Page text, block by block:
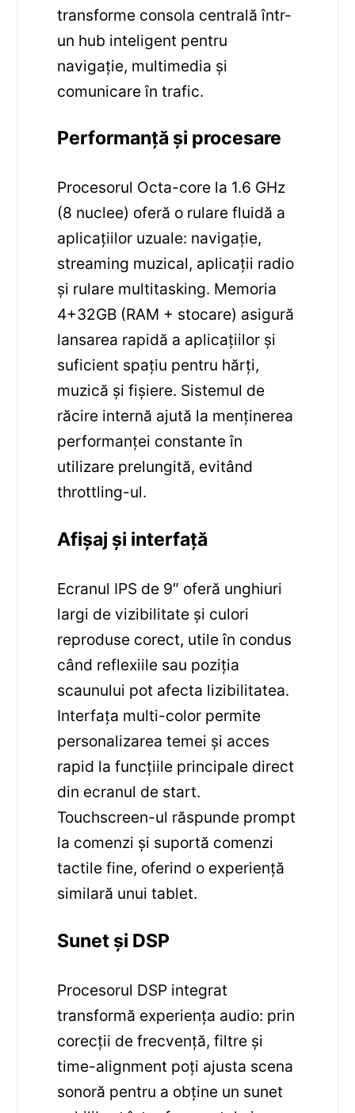
transforme consola centrală într-
un hub inteligent pentru
navigație, multimedia și
comunicare în trafic.
Performanță și procesare
Procesorul Octa-core la 1.6 GHz
(8 nuclee) oferă o rulare fluidă a
aplicațiilor uzuale: navigație,
streaming muzical, aplicații radio
și rulare multitasking. Memoria
4+32GB (RAM + stocare) asigură
lansarea rapidă a aplicațiilor și
suficient spațiu pentru hărți,
muzică și fișiere. Sistemul de
răcire internă ajută la menținerea
performanței constante în
utilizare prelungită, evitând
throttling-ul.
Afișaj și interfață
Ecranul IPS de 9″ oferă unghiuri
largi de vizibilitate și culori
reproduse corect, utile în condus
când reflexiile sau poziția
scaunului pot afecta lizibilitatea.
Interfața multi-color permite
personalizarea temei și acces
rapid la funcțiile principale direct
din ecranul de start.
Touchscreen-ul răspunde prompt
la comenzi și suportă comenzi
tactile fine, oferind o experiență
similară unui tablet.
Sunet și DSP
Procesorul DSP integrat
transformă experiența audio: prin
corecții de frecvență, filtre și
time-alignment poți ajusta scena
sonoră pentru a obține un sunet